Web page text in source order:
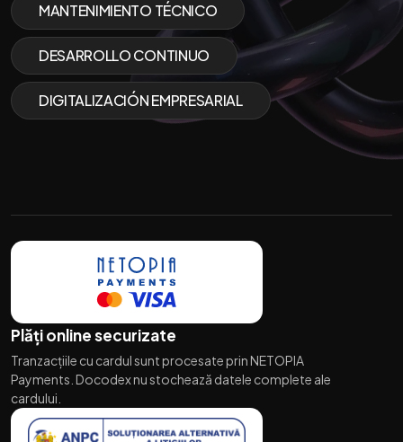
MANTENIMIENTO TÉCNICO
DESARROLLO CONTINUO
DIGITALIZACIÓN EMPRESARIAL
Plăți online securizate
Tranzacțiile cu cardul sunt procesate prin NETOPIA
Payments. Docodex nu stochează datele complete ale
cardului.